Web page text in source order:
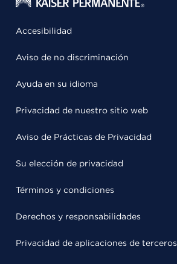
Accesibilidad
Aviso de no discriminación
Ayuda en su idioma
Privacidad de nuestro sitio web
Aviso de Prácticas de Privacidad
Su elección de privacidad
Términos y condiciones
Derechos y responsabilidades
Privacidad de aplicaciones de terceros